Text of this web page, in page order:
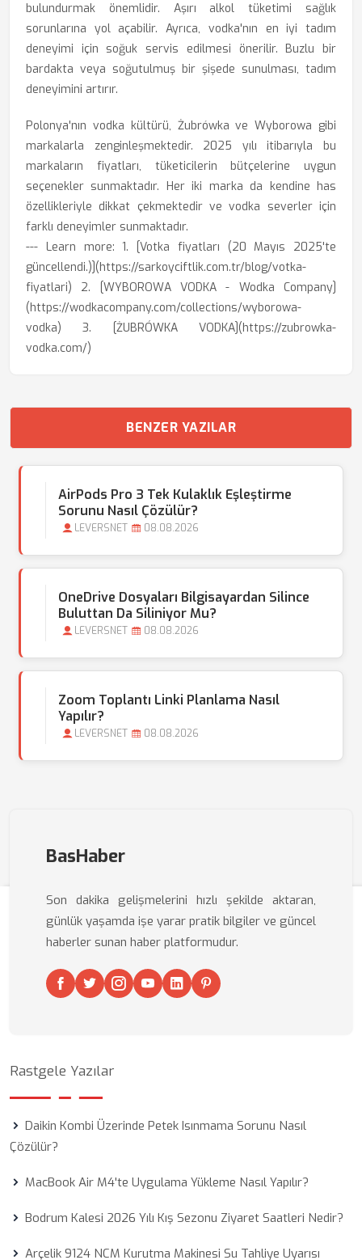
bulundurmak önemlidir. Aşırı alkol tüketimi sağlık
sorunlarına yol açabilir. Ayrıca, vodka'nın en iyi tadım
deneyimi için soğuk servis edilmesi önerilir. Buzlu bir
bardakta veya soğutulmuş bir şişede sunulması, tadım
deneyimini artırır.
Polonya'nın vodka kültürü, Żubrówka ve Wyborowa gibi
markalarla zenginleşmektedir. 2025 yılı itibarıyla bu
markaların fiyatları, tüketicilerin bütçelerine uygun
seçenekler sunmaktadır. Her iki marka da kendine has
özellikleriyle dikkat çekmektedir ve vodka severler için
farklı deneyimler sunmaktadır.
--- Learn more: 1. [Votka fiyatları (20 Mayıs 2025'te
güncellendi.)](https://sarkoyciftlik.com.tr/blog/votka-
fiyatlari) 2. [WYBOROWA VODKA - Wodka Company]
(https://wodkacompany.com/collections/wyborowa-
vodka) 3. [ŻUBRÓWKA VODKA](https://zubrowka-
vodka.com/)
BENZER YAZILAR
AirPods Pro 3 Tek Kulaklık Eşleştirme
Sorunu Nasıl Çözülür?
LEVERSNET 08.08.2026
OneDrive Dosyaları Bilgisayardan Silince
Buluttan Da Siliniyor Mu?
LEVERSNET 08.08.2026
Zoom Toplantı Linki Planlama Nasıl
Yapılır?
LEVERSNET 08.08.2026
BasHaber
Son dakika gelişmelerini hızlı şekilde aktaran,
günlük yaşamda işe yarar pratik bilgiler ve güncel
haberler sunan haber platformudur.
Rastgele Yazılar
Daikin Kombi Üzerinde Petek Isınmama Sorunu Nasıl
Çözülür?
MacBook Air M4'te Uygulama Yükleme Nasıl Yapılır?
Bodrum Kalesi 2026 Yılı Kış Sezonu Ziyaret Saatleri Nedir?
Arçelik 9124 NCM Kurutma Makinesi Su Tahliye Uyarısı